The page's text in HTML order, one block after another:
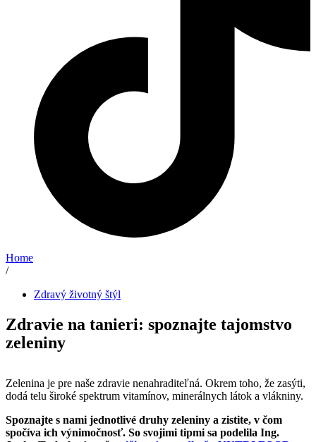
Home
/
Zdravý životný štýl
Zdravie na tanieri: spoznajte tajomstvo
zeleniny
Zelenina je pre naše zdravie nenahraditeľná. Okrem toho, že zasýti,
dodá telu široké spektrum vitamínov, minerálnych látok a vlákniny.
Spoznajte s nami jednotlivé druhy zeleniny a zistite, v čom
spočíva ich výnimočnosť. So svojimi tipmi sa podelila Ing.